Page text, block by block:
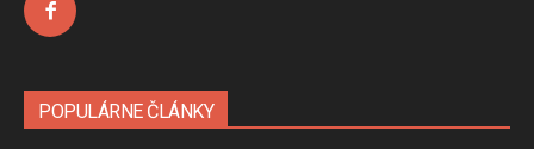
POPULÁRNE ČLÁNKY